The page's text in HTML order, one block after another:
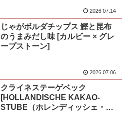
2026.07.14
じゃがボルダチップス 鰹と昆布
のうまみだし味 [カルビー × グレ
ープストーン]
2026.07.06
クライネステーゲベック
[HOLLANDISCHE KAKAO-
STUBE（ホレンディッシェ・カ